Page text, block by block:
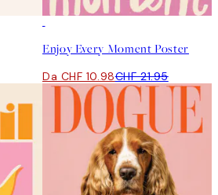
Enjoy Every Moment Poster
Da CHF 10.98CHF 21.95